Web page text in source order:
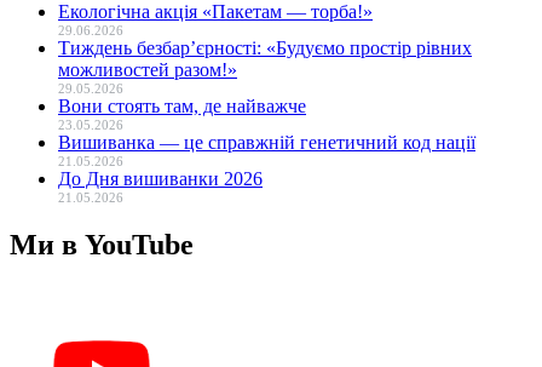
Екологічна акція «Пакетам — торба!»
29.06.2026
Тиждень безбар’єрності: «Будуємо простір рівних
можливостей разом!»
29.05.2026
Вони стоять там, де найважче
23.05.2026
Вишиванка — це справжній генетичний код нації
21.05.2026
До Дня вишиванки 2026
21.05.2026
Ми в YouTube